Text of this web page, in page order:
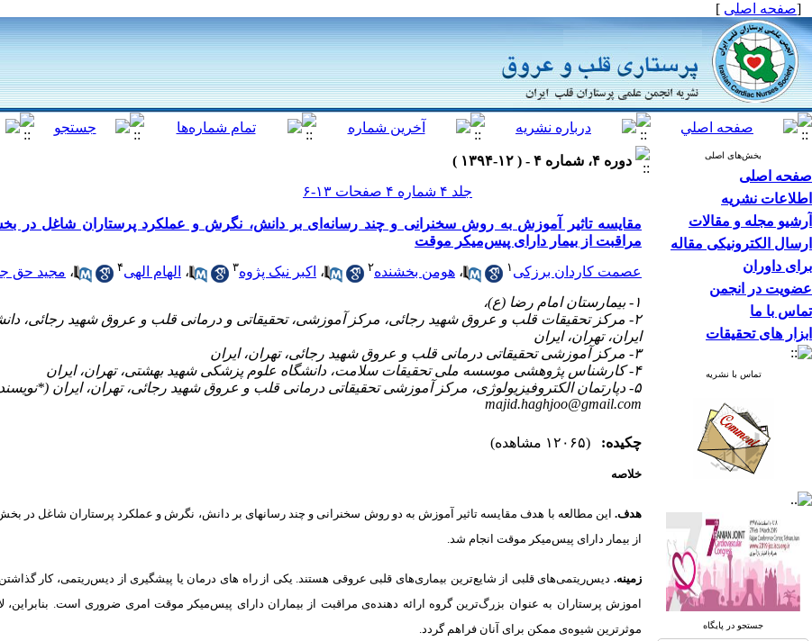
[صفحه اصلی ]
بخش‌های اصلی
صفحه اصلی
اطلاعات نشریه
آرشیو مجله و مقالات
ارسال الکترونیکی مقاله
برای داوران
عضویت در انجمن
تماس با ما
ابزار های تحقیقات
تماس با نشریه
صندوق پستی:
تلفاکس: 23922270-021
تلفن: 6-22663165-021
آدرس پایگاه الکترونیکی:
http://journal.icns.org.ir
جستجو در پایگاه
دوره ۴، شماره ۴ - ( ۱۲-۱۳۹۴ )
جلد ۴ شماره ۴ صفحات ۱۳-۶
مقایسه‌ تاثیر آموزش به روش سخنرانی و چند رسانه‌ای بر دانش، نگرش و عملکرد پرستاران شاغل در
مراقبت از بیمار دارای پیس‌میکر موقت
عصمت کاردان برزکی ۱ ، هومن بخشنده۲ ، اکبر نیک پژوه۳ ، الهام الهی۴ ، مجید حق
۱- بیمارستان امام رضا (ع)،
۲- مرکز تحقیقات قلب و عروق شهید رجائی، مرکز آموزشی، تحقیقاتی و درمانی قلب و عروق شهید رجائی،
ایران، تهران، ایران
۳- مرکز آموزشی تحقیقاتی درمانی قلب و عروق شهید رجائی، تهران، ایران
۴- کارشناس پژوهشی موسسه ملی تحقیقات سلامت، دانشگاه علوم پزشکی شهید بهشتی، تهران، ایران
۵- دپارتمان الکتروفیزیولوژی، مرکز آموزشی تحقیقاتی درمانی قلب و عروق شهید رجائی، تهران، ایران (*نویسنده مسئول) ،
majid.haghjoo@gmail.com
چکیده: (۱۲۰۶۵ مشاهده)
خلاصه
هدف. این مطالعه‌ با هدف مقایسه‌ تاثیر آموزش به دو روش سخنرانی و چند رسانه­ای بر دانش، نگرش و عملکرد پرستاران شاغل در
از بیمار دارای پیس‌میکر موقت انجام شد.
زمینه. دیس‌ریتمی‌های قلبی از شایع‌ترین بیماری‌های قلبی عروقی هستند. یکی از راه های درمان یا پیشگیری از دیس‌ریتمی، کار
اموزش پرستاران به عنوان بزرگ‌ترین گروه ارائه دهنده‌ی مراقبت از بیماران دارای پیس‌میکر موقت امری ضروری است. بنابراین،
موثرترین شیوه‌ی ممکن برای آنان فراهم گردد.